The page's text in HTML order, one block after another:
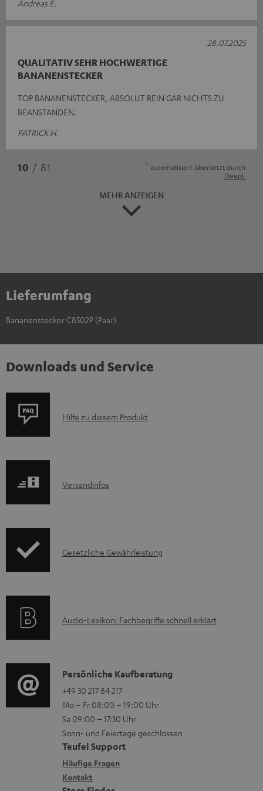
Andreas E.
QUALITATIV SEHR HOCHWERTIGE
BANANENSTECKER
TOP BANANENSTECKER, ABSOLUT REIN GAR NICHTS ZU
BEANSTANDEN.
PATRICK H.
28.07.2025
10 / 81 * automatisiert übersetzt durch
DeepL
MEHR ANZEIGEN
Lieferumfang
Bananenstecker C8502P (Paar)
Downloads und Service
P
u
A
Hilfe zu diesem Produkt
I
r
i
e
n
z
u
m
V
e
Versandinfos
I
r
t
i
o
n
e
n
z
Gesetzliche Gewährleistung
A
i
o
-
L
e
x
i
Audio-Lexikon: Fachbegriffe schnell erklärt
K
o
n
t
a
k
t
Persönliche Kaufberatung
+49 30 217 84 217
Mo – Fr 08:00 – 19:00 Uhr
Sa 09:00 – 17:30 Uhr
Sonn- und Feiertage geschlossen
Teufel Support
Häufige Fragen
Kontakt